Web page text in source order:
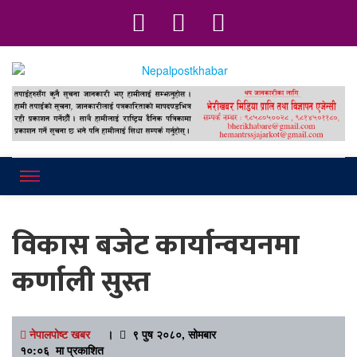
विकास बजेट कार्यान्वयनमा
कर्णाली सुस्त
नेपालपोष्ट खबर।
९ पुष २०८०, सोमबार
१०:०६ मा प्रकाशित